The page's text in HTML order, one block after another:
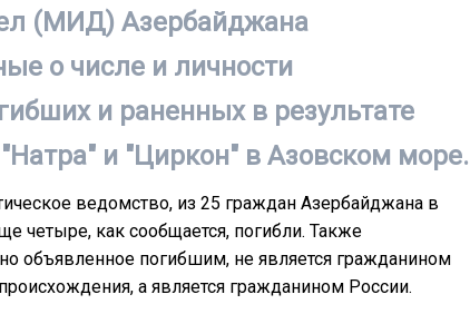
(МИД) Азербайджана
о числе и личности
и раненных в результате
и "Циркон" в Азовском море.
ведомство, из 25 граждан Азербайджана в
четыре, как сообщается, погибли. Также
объявленное погибшим, не является гражданином
а является гражданином России.